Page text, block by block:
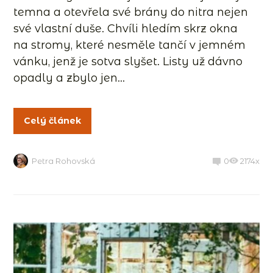
temna a otevřela své brány do nitra nejen
své vlastní duše. Chvíli hledím skrz okna
na stromy, které nesměle tančí v jemném
vánku, jenž je sotva slyšet. Listy už dávno
opadly a zbylo jen...
Celý článek
Petra Rohovská 0 2174x